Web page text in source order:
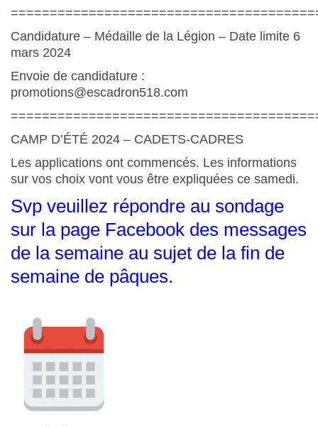
Candidature – Médaille de la Légion – Date limite 6
mars 2024
Envoie de candidature :
promotions@escadron518.com
CAMP D’ÉTÉ 2024 – CADETS-CADRES
Les applications ont commencés. Les informations
sur vos choix vont vous être expliquées ce samedi.
Svp veuillez répondre au sondage
sur la page Facebook des messages
de la semaine au sujet de la fin de
semaine de pâques.